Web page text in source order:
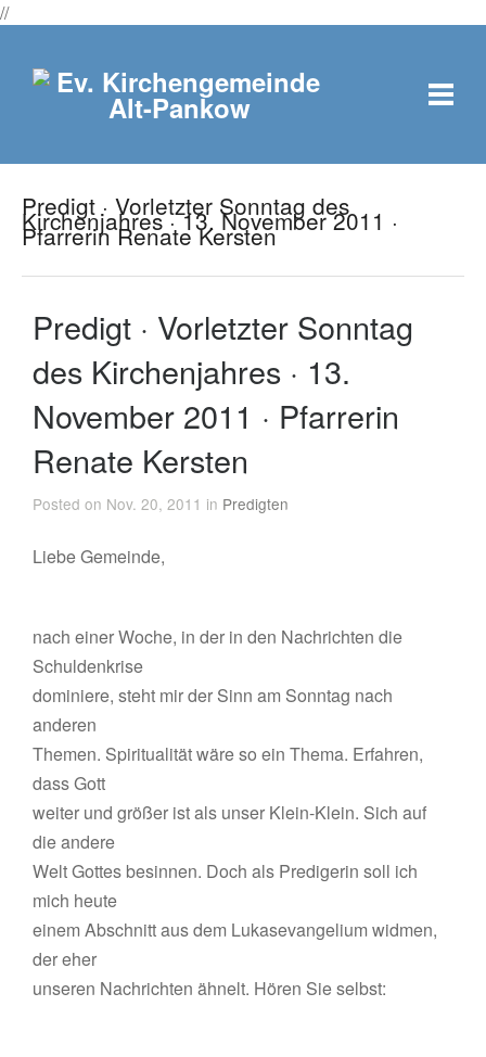
//
Predigt · Vorletzter Sonntag des
Kirchenjahres · 13. November 2011 ·
Pfarrerin Renate Kersten
Predigt · Vorletzter Sonntag
des Kirchenjahres · 13.
November 2011 · Pfarrerin
Renate Kersten
Posted on Nov. 20, 2011 in Predigten
Liebe Gemeinde,
nach einer Woche, in der in den Nachrichten die
Schuldenkrise
dominiere, steht mir der Sinn am Sonntag nach
anderen
Themen. Spiritualität wäre so ein Thema. Erfahren,
dass Gott
weiter und größer ist als unser Klein-Klein. Sich auf
die andere
Welt Gottes besinnen. Doch als Predigerin soll ich
mich heute
einem Abschnitt aus dem Lukasevangelium widmen,
der eher
unseren Nachrichten ähnelt. Hören Sie selbst: